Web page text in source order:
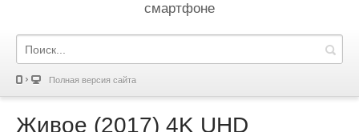
смартфоне
Полная версия сайта
Живое (2017) 4K UHD